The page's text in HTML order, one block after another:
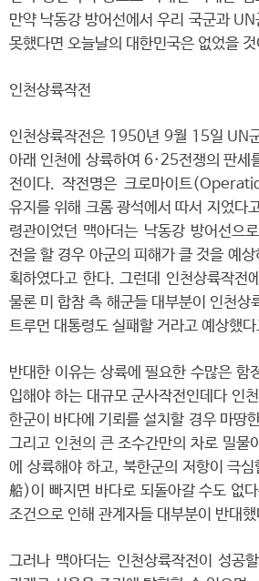
만약 낙동강 방어선에서 우리 국군과 UN
못했다면 오늘날의 대한민국은 없었을
인천상륙작전
인천상륙작전은 1950년 9월 15일 UN
아래 인천에 상륙하여 6·25전쟁의 판세
전이다. 작전명은 크로마이트
유지를 위해 크롬 광석에서 따서 지었다
령관이었던 맥아더는 낙동강 방어선으
전을 할 경우 아군의 피해가 클 것을 예상
획하였다고 한다. 그런데 인천상륙작전
물론 미 합참 측 해군들 대부분이 인천상
트루먼 대통령도 실패할 거라고 예상했
반대한 이유는 상륙에 필요한 수많은 함
입해야 하는 대규모 군사작전인데다 인
한군이 바다에 기뢰를 설치할 경우 마땅
그리고 인천의 큰 조수간만의 차로 밀물
에 상륙해야 하고, 북한군의 저항이 극
船)이 빠지면 바다로 되돌아갈 수도 없
조건으로 인해 관계자들 대부분이 반대
그러나 맥아더는 인천상륙작전이 성공